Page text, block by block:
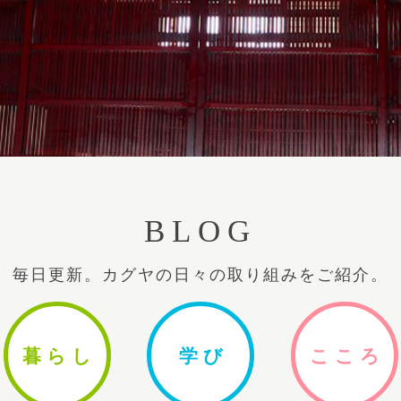
BLOG
毎日更新。カグヤの日々の取り組みをご紹介。
暮ら し 学 び ここ ろ